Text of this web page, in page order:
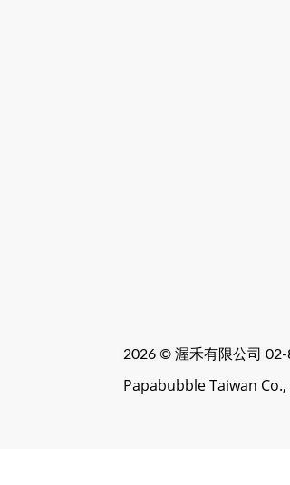
2026 © 渥禾有限公司
Papabubble Taiwan Co.,